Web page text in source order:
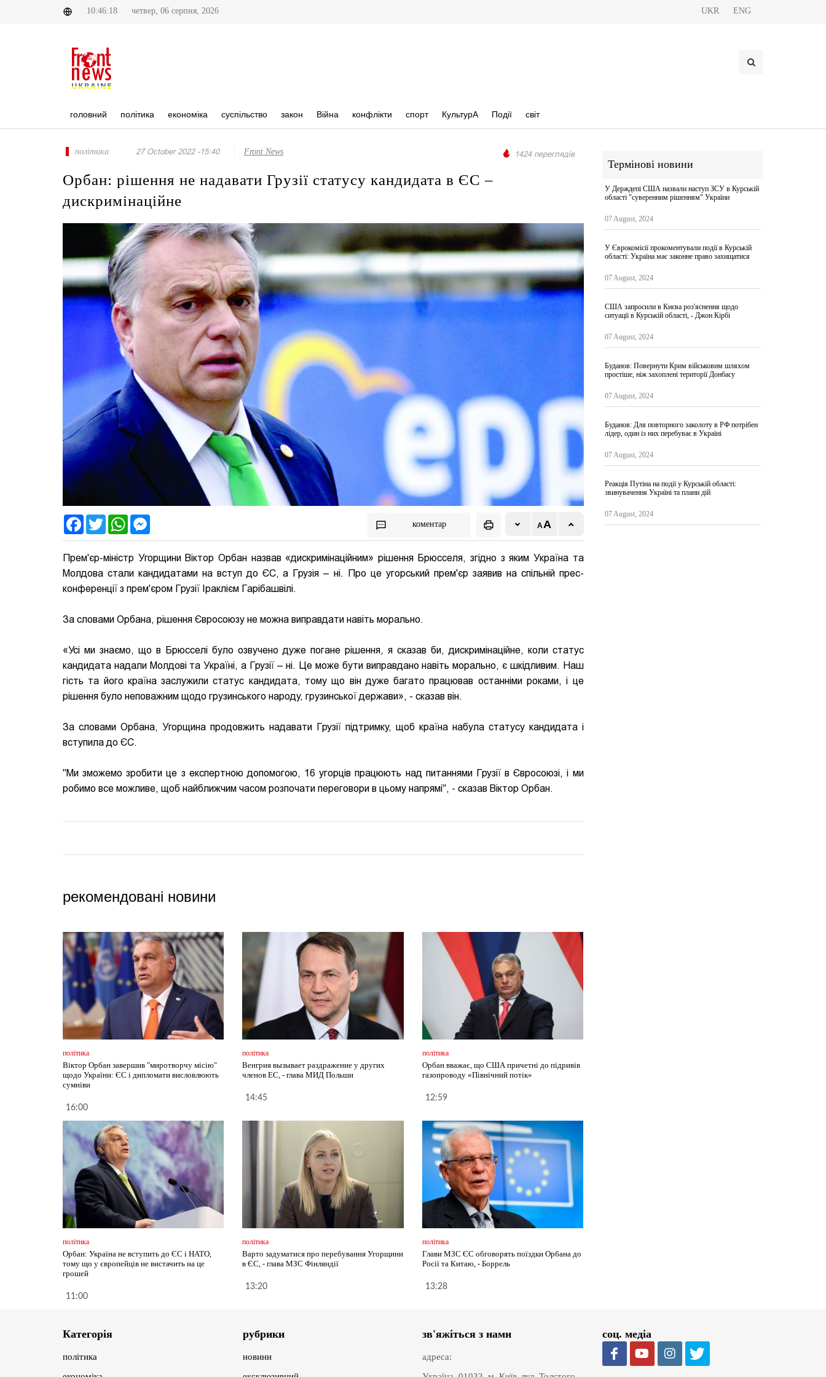
10:46:18 четвер, 06 серпня, 2026 UKR ENG
головний політика економіка суспільство закон Війна конфлікти спорт КультурА Події світ
політика 27 October 2022 -15:40 Front News 1424 переглядів
Орбан: рішення не надавати Грузії статусу кандидата в ЄС –
дискримінаційне
FacebookTwitter WhatsApp коментар
Прем'єр-міністр Угорщини Віктор Орбан назвав «дискримінаційним» рішення Брюсселя, згідно з яким Україна та
Молдова стали кандидатами на вступ до ЄС, а Грузія – ні. Про це угорський прем'єр заявив на спільній прес-
конференції з прем'єром Грузії Іраклієм Гарібашвілі.
За словами Орбана, рішення Євросоюзу не можна виправдати навіть морально.
«Усі ми знаємо, що в Брюсселі було озвучено дуже погане рішення, я сказав би, дискримінаційне, коли статус
кандидата надали Молдові та Україні, а Грузії – ні. Це може бути виправдано навіть морально, є шкідливим. Наш
гість та його країна заслужили статус кандидата, тому що він дуже багато працював останніми роками, і це
рішення було неповажним щодо грузинського народу, грузинської держави», - сказав він.
За словами Орбана, Угорщина продовжить надавати Грузії підтримку, щоб країна набула статусу кандидата і
вступила до ЄС.
"Ми зможемо зробити це з експертною допомогою, 16 угорців працюють над питаннями Грузії в Євросоюзі, і ми
робимо все можливе, щоб найближчим часом розпочати переговори в цьому напрямі", - сказав Віктор Орбан.
рекомендовані новини
політика
Віктор Орбан завершив "миротворчу місію"
щодо України: ЄС і дипломати висловлюють
сумніви
16:00
політика
Венгрия вызывает раздражение у других
членов ЕС, - глава МИД Польши
14:45
політика
Орбан вважає, що США причетні до підривів
газопроводу «Північний потік»
12:59
політика
Орбан: Україна не вступить до ЄС і НАТО,
тому що у європейців не вистачить на це
грошей
11:00
політика
Варто задуматися про перебування Угорщини
в ЄС, - глава МЗС Фінляндії
13:20
політика
Глави МЗС ЄС обговорять поїздки Орбана до
Росії та Китаю, - Боррель
13:28
Термінові новини
У Держдепі США назвали наступ ЗСУ в Курській
області "суверенним рішенням" України
07 August, 2024
У Єврокомісії прокоментували події в Курській
області: Україна має законне право захищатися
07 August, 2024
США запросили в Києва роз'яснення щодо
ситуації в Курській області, - Джон Кірбі
07 August, 2024
Буданов: Повернути Крим військовим шляхом
простіше, ніж захоплені території Донбасу
07 August, 2024
Буданов: Для повторного заколоту в РФ потрібен
лідер, один із них перебуває в Україні
07 August, 2024
Реакція Путіна на події у Курській області:
звинувачення Україні та плани дій
07 August, 2024
Категорія
політика
рубрики
новини
зв'яжіться з нами
адреса:
соц. медіа